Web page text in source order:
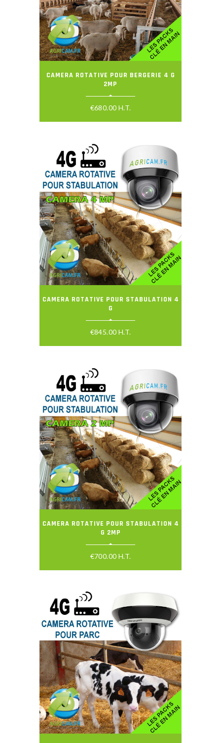
CAMERA ROTATIVE POUR BERGERIE 4 G
2MP
€680.00 H.T.
CAMERA ROTATIVE POUR STABULATION 4
G
€845.00 H.T.
CAMERA ROTATIVE POUR STABULATION 4
G 2MP
€700.00 H.T.